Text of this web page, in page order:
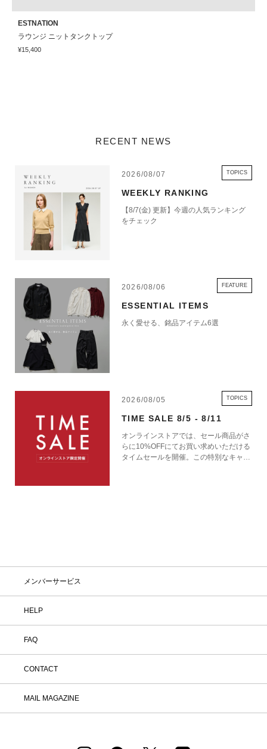
ESTNATION
ラウンジ ニットタンクトップ
¥15,400
RECENT NEWS
2026/08/07 TOPICS
WEEKLY RANKING
【8/7(金) 更新】今週の人気ランキング
をチェック
2026/08/06 FEATURE
ESSENTIAL ITEMS
永く愛せる、銘品アイテム6選
2026/08/05 TOPICS
TIME SALE 8/5 - 8/11
オンラインストアでは、セール商品がさ
らに10%OFFにてお買い求めいただける
タイムセールを開催。この特別なキャン
メンバーサービス
HELP
FAQ
CONTACT
MAIL MAGAZINE